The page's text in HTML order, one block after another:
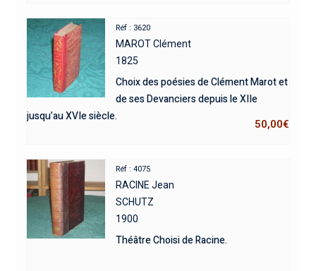
Réf : 3620
MAROT Clément
1825
Choix des poésies de Clément Marot et
de ses Devanciers depuis le XIIe
jusqu’au XVIe siècle.
50,00€
Réf : 4075
RACINE Jean
SCHUTZ
1900
Théâtre Choisi de Racine.